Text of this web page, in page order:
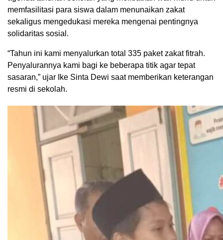
memfasilitasi para siswa dalam menunaikan zakat
sekaligus mengedukasi mereka mengenai pentingnya
solidaritas sosial.
“Tahun ini kami menyalurkan total 335 paket zakat fitrah.
Penyalurannya kami bagi ke beberapa titik agar tepat
sasaran,” ujar Ike Sinta Dewi saat memberikan keterangan
resmi di sekolah.